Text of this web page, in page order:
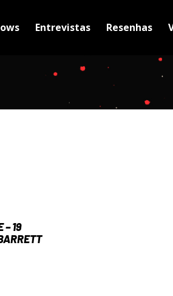
Entrevistas Resenhas
– 19